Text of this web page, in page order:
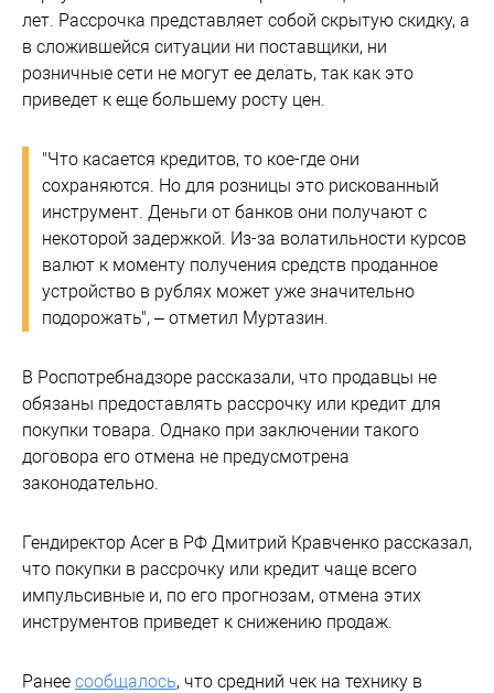
лет. Рассрочка представляет собой скрытую скидку, а
в сложившейся ситуации ни поставщики, ни
розничные сети не могут ее делать, так как это
приведет к еще большему росту цен.
"Что касается кредитов, то кое-где они
сохраняются. Но для розницы это рискованный
инструмент. Деньги от банков они получают с
некоторой задержкой. Из-за волатильности курсов
валют к моменту получения средств проданное
устройство в рублях может уже значительно
подорожать", – отметил Муртазин.
В Роспотребнадзоре рассказали, что продавцы не
обязаны предоставлять рассрочку или кредит для
покупки товара. Однако при заключении такого
договора его отмена не предусмотрена
законодательно.
Гендиректор Acer в РФ Дмитрий Кравченко рассказал,
что покупки в рассрочку или кредит чаще всего
импульсивные и, по его прогнозам, отмена этих
инструментов приведет к снижению продаж.
Ранее сообщалось, что средний чек на технику в